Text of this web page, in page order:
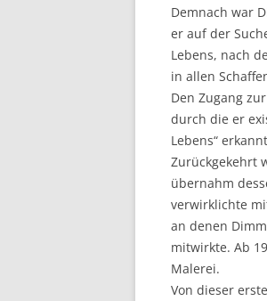
Demnach war
er auf der
Lebens, nach
in allen
Den Zugang
durch die er
Lebens“
Zurückgekehrt
übernahm
verwirklichte
an denen
mitwirkte. Ab
Malerei.
Von dieser